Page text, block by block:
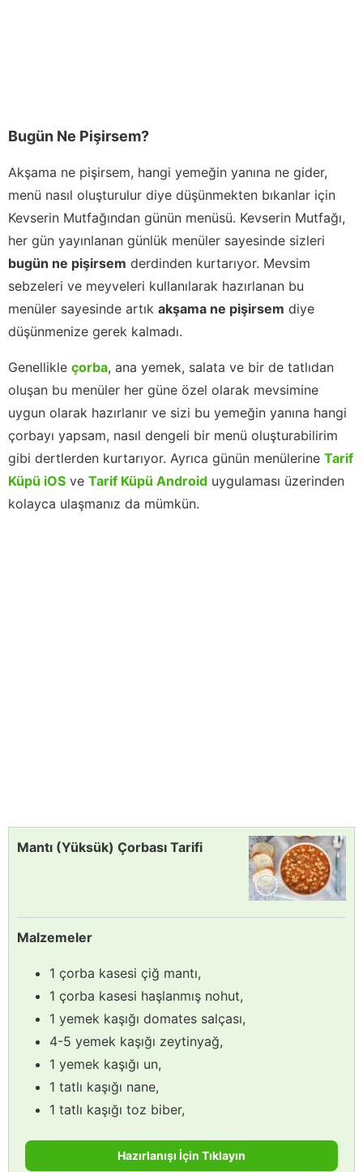
Bugün Ne Pişirsem?
Akşama ne pişirsem, hangi yemeğin yanına ne gider,
menü nasıl oluşturulur diye düşünmekten bıkanlar için
Kevserin Mutfağından günün menüsü. Kevserin Mutfağı,
her gün yayınlanan günlük menüler sayesinde sizleri
bugün ne pişirsem derdinden kurtarıyor. Mevsim
sebzeleri ve meyveleri kullanılarak hazırlanan bu
menüler sayesinde artık akşama ne pişirsem diye
düşünmenize gerek kalmadı.
Genellikle çorba, ana yemek, salata ve bir de tatlıdan
oluşan bu menüler her güne özel olarak mevsimine
uygun olarak hazırlanır ve sizi bu yemeğin yanına hangi
çorbayı yapsam, nasıl dengeli bir menü oluşturabilirim
gibi dertlerden kurtarıyor. Ayrıca günün menülerine Tarif
Küpü iOS ve Tarif Küpü Android uygulaması üzerinden
kolayca ulaşmanız da mümkün.
Mantı (Yüksük) Çorbası Tarifi
Malzemeler
1 çorba kasesi çiğ mantı,
1 çorba kasesi haşlanmış nohut,
1 yemek kaşığı domates salçası,
4-5 yemek kaşığı zeytinyağ,
1 yemek kaşığı un,
1 tatlı kaşığı nane,
1 tatlı kaşığı toz biber,
Hazırlanışı İçin Tıklayın